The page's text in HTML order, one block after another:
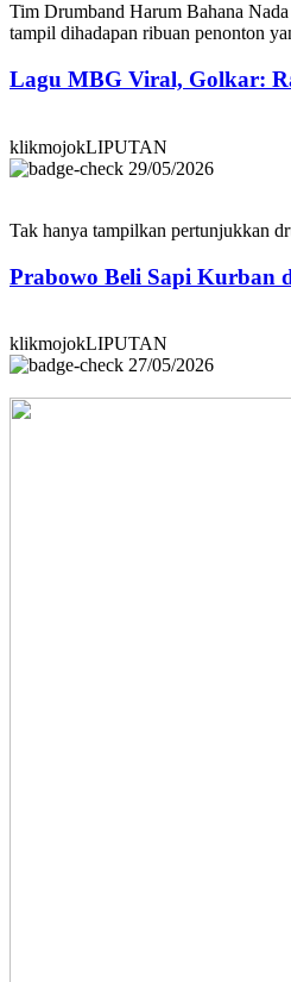
Tim Drumband Harum Bahana
tampil dihadapan ribuan penonton
Lagu MBG Viral, Golkar:
klikmojokLIPUTAN
29/05/2026
Tak hanya tampilkan pertunjukkan
Prabowo Beli Sapi Kurban
klikmojokLIPUTAN
27/05/2026